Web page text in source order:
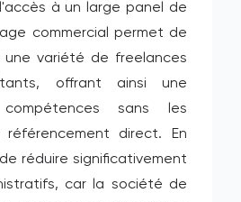
à un large panel de
commercial permet de
une variété de freelances
offrant ainsi une
sans les
direct. En
réduire significativement
car la société de